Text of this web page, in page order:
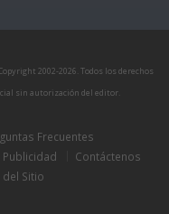
2002-2026. Todos los derechos
sin autorización del editor.
Frecuentes
Publicidad
Contáctenos
del Sitio